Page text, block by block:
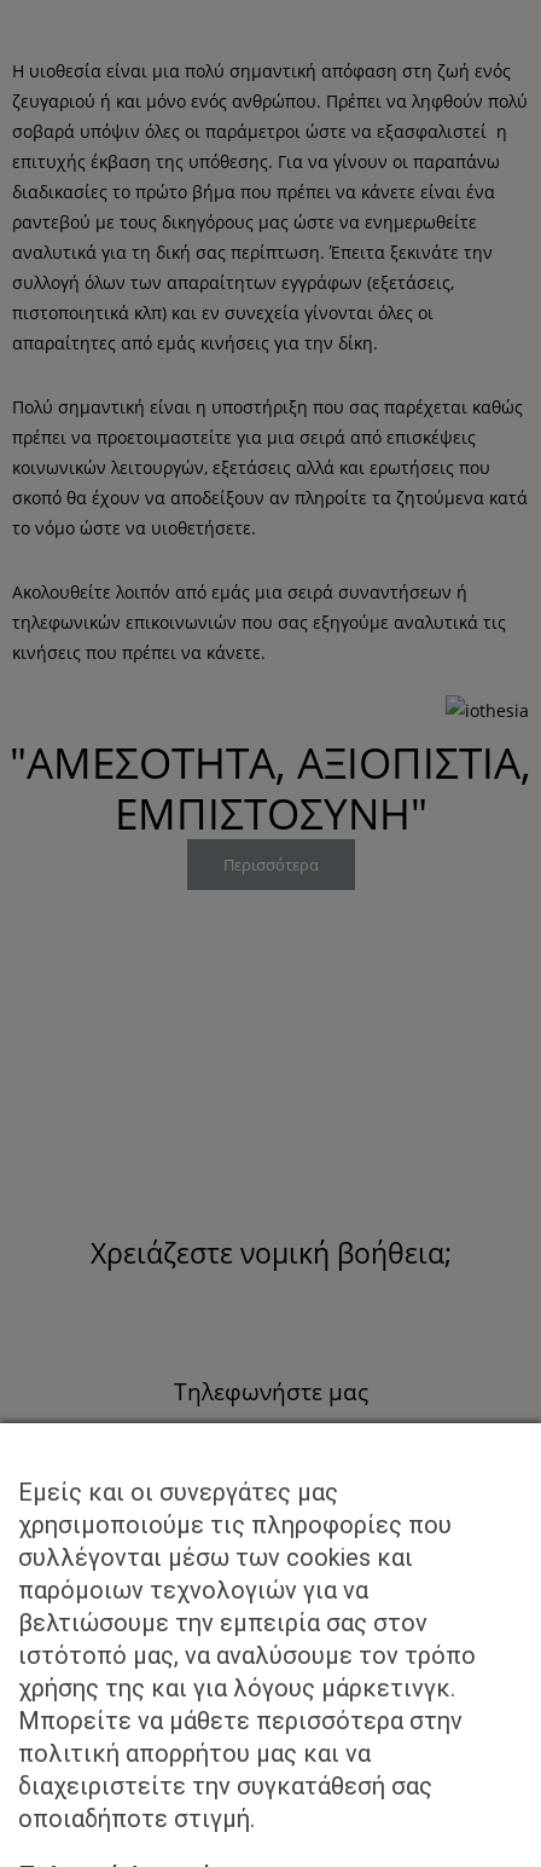
Η υιοθεσία είναι μια πολύ σημαντική απόφαση στη ζωή ενός
ζευγαριού ή και μόνο ενός ανθρώπου. Πρέπει να ληφθούν πολύ
σοβαρά υπόψιν όλες οι παράμετροι ώστε να εξασφαλιστεί η
επιτυχής έκβαση της υπόθεσης. Για να γίνουν οι παραπάνω
διαδικασίες το πρώτο βήμα που πρέπει να κάνετε είναι ένα
ραντεβού με τους δικηγόρους μας ώστε να ενημερωθείτε
αναλυτικά για τη δική σας περίπτωση. Έπειτα ξεκινάτε την
συλλογή όλων των απαραίτητων εγγράφων (εξετάσεις,
πιστοποιητικά κλπ) και εν συνεχεία γίνονται όλες οι
απαραίτητες από εμάς κινήσεις για την δίκη.
Πολύ σημαντική είναι η υποστήριξη που σας παρέχεται καθώς
πρέπει να προετοιμαστείτε για μια σειρά από επισκέψεις
κοινωνικών λειτουργών, εξετάσεις αλλά και ερωτήσεις που
σκοπό θα έχουν να αποδείξουν αν πληροίτε τα ζητούμενα κατά
το νόμο ώστε να υιοθετήσετε.
Ακολουθείτε λοιπόν από εμάς μια σειρά συναντήσεων ή
τηλεφωνικών επικοινωνιών που σας εξηγούμε αναλυτικά τις
κινήσεις που πρέπει να κάνετε.
"ΑΜΕΣΟΤΗΤΑ, ΑΞΙΟΠΙΣΤΙΑ,
ΕΜΠΙΣΤΟΣΥΝΗ"
Περισσότερα
Χρειάζεστε νομική βοήθεια;
Τηλεφωνήστε μας
Στείλτε μας email στο
info@kounadislaw.gr
Επισκεφθείτε μας
Μητροπόλεως 3 & Πλατείας Συντάγματος,
Εμείς και οι συνεργάτες μας
χρησιμοποιούμε τις πληροφορίες που
συλλέγονται μέσω των cookies και
παρόμοιων τεχνολογιών για να
βελτιώσουμε την εμπειρία σας στον
ιστότοπό μας, να αναλύσουμε τον τρόπο
χρήσης της και για λόγους μάρκετινγκ.
Μπορείτε να μάθετε περισσότερα στην
πολιτική απορρήτου μας και να
διαχειριστείτε την συγκατάθεσή σας
οποιαδήποτε στιγμή.